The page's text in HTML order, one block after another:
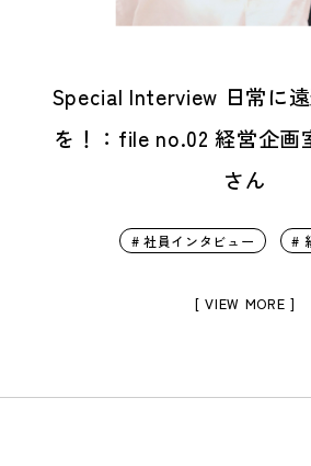
Special Interview 日常に
を！：file no.02 経営企画
さん
# 社員インタビュー #
[ VIEW MORE ]